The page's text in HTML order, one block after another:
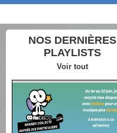
NOS DERNIÈRES
PLAYLISTS
Voir tout